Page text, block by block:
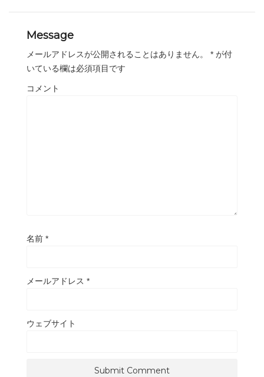
Message
メールアドレスが公開されることはありません。 * が付
いている欄は必須項目です
コメント
名前 *
メールアドレス *
ウェブサイト